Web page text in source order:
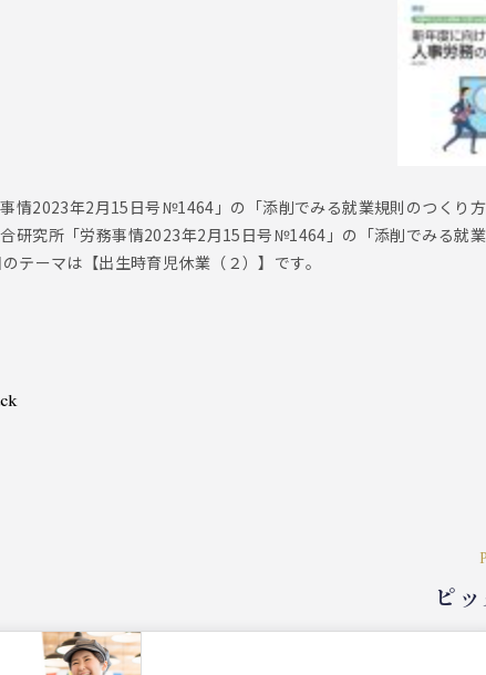
事情2023年2月15日号№1464」の「添削でみる就業規則のつくり
研究所「労務事情2023年2月15日号№1464」の「添削でみる就
テーマは【出生時育児休業（２）】です。
ピ